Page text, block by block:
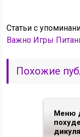
Статьи c
Важно Игры
Похожие
Меню